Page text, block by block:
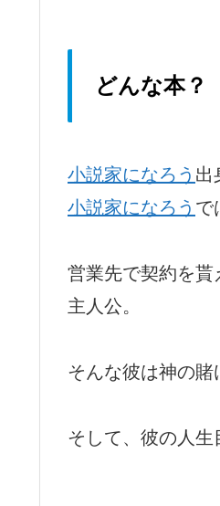
どんな本？
小説家になろう 出
小説家になろう で
営業先で契約を貰
主人公。
そんな彼は神の賭
そして、彼の人生